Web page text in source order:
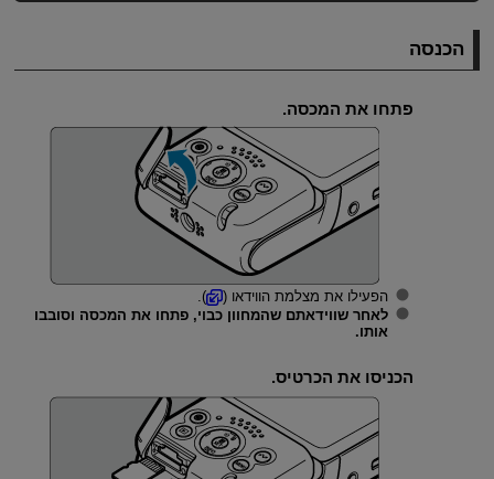
הכנסה
פתחו את המכסה.
הפעילו את מצלמת הווידאו (
).
לאחר שווידאתם שהמחוון כבוי, פתחו את המכסה וסובבו
אותו.
הכניסו את הכרטיס.